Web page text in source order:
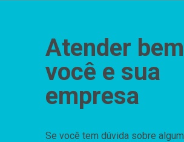
Atender bem
você e sua
empresa
Se você tem dúvida sobre algum